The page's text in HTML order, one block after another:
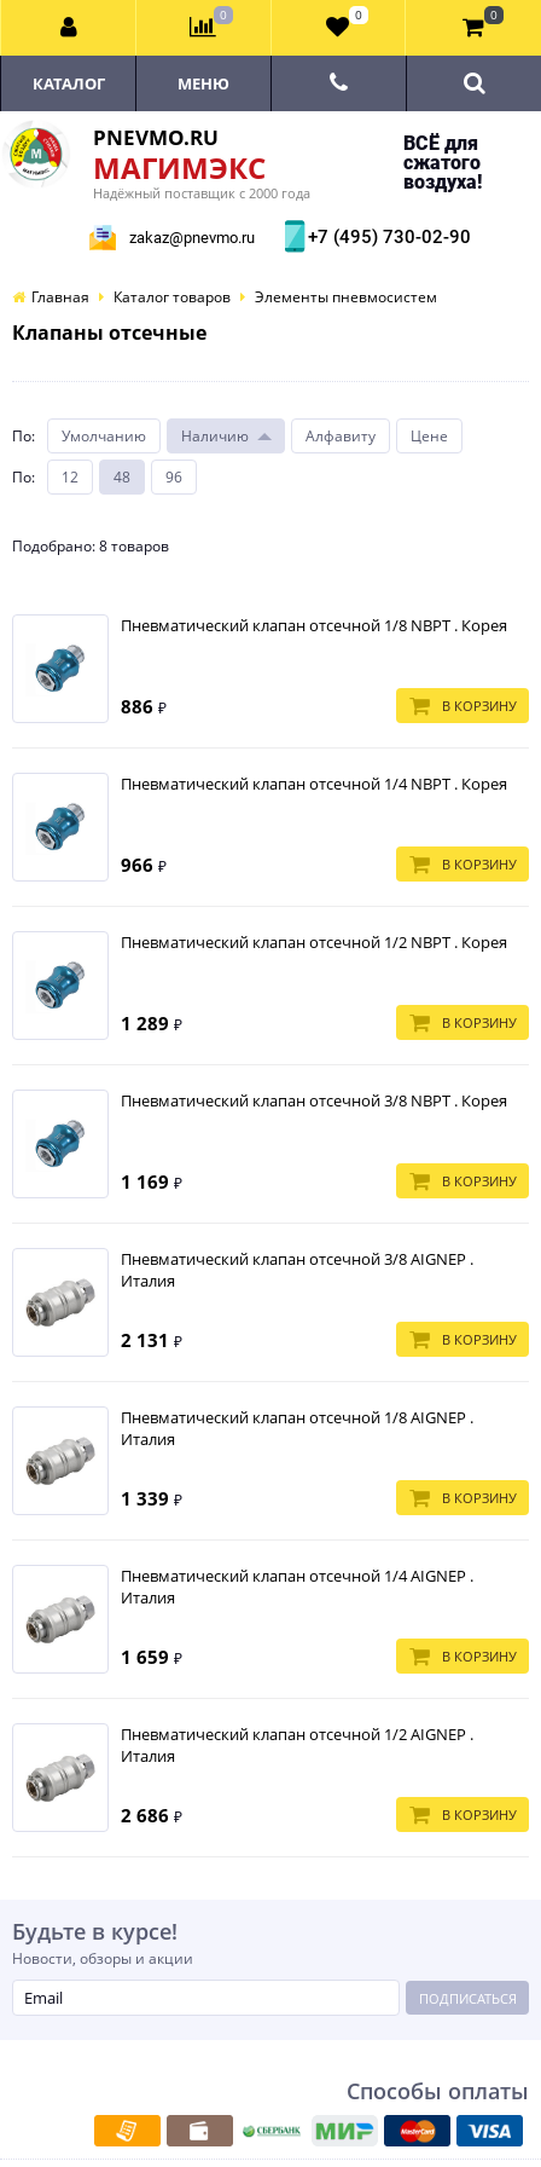
PNEVMO.RU
МАГИМЭКС
Надёжный поставщик с 2000 года
ВСЁ для
сжатого
воздуха!
zakaz@pnevmo.ru +7 (495) 730-02-90
КАТАЛОГ МЕНЮ
Главная Каталог товаров Элементы пневмосистем
Клапаны отсечные
По: Умолчанию Наличию Алфавиту
Цене
По: 12 48 96
Подобрано: 8 товаров
Пневматический клапан отсечной 1/8 NBPT . Корея
886 ₽ В КОРЗИНУ
Пневматический клапан отсечной 1/4 NBPT . Корея
966 ₽ В КОРЗИНУ
Пневматический клапан отсечной 1/2 NBPT . Корея
1 289 ₽ В КОРЗИНУ
Пневматический клапан отсечной 3/8 NBPT . Корея
1 169 ₽ В КОРЗИНУ
Пневматический клапан отсечной 3/8 AIGNEP .
Италия
2 131 ₽ В КОРЗИНУ
Пневматический клапан отсечной 1/8 AIGNEP .
Италия
1 339 ₽ В КОРЗИНУ
Пневматический клапан отсечной 1/4 AIGNEP .
Италия
1 659 ₽ В КОРЗИНУ
Пневматический клапан отсечной 1/2 AIGNEP .
Италия
2 686 ₽ В КОРЗИНУ
Будьте в курсе!
Новости, обзоры и акции
ПОДПИСАТЬСЯ
Способы оплаты
0 0 0